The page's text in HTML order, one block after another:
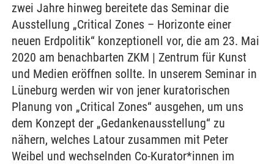
zwei Jahre hinweg bereitete das Seminar die
Ausstellung „Critical Zones – Horizonte einer
neuen Erdpolitik“ konzeptionell vor, die am 23. Mai
2020 am benachbarten ZKM | Zentrum für Kunst
und Medien eröffnen sollte. In unserem Seminar in
Lüneburg werden wir von jener kuratorischen
Planung von „Critical Zones“ ausgehen, um uns
dem Konzept der „Gedankenausstellung“ zu
nähern, welches Latour zusammen mit Peter
Weibel und wechselnden Co-Kurator*innen im